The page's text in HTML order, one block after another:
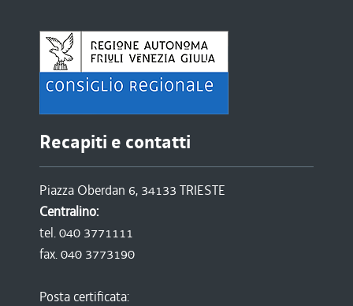
Recapiti e contatti
Piazza Oberdan 6, 34133 TRIESTE
Centralino:
tel. 040 3771111
fax. 040 3773190
Posta certificata: